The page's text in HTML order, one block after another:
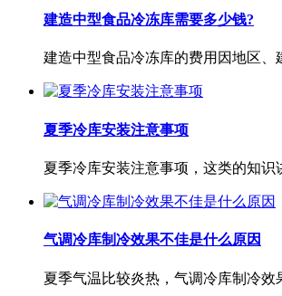
建造中型食品冷冻库需要多少钱?
建造中型食品冷冻库的费用因地区、
夏季冷库安装注意事项
夏季冷库安装注意事项，这类的知
气调冷库制冷效果不佳是什么原因
夏季气温比较炎热，气调冷库制冷效